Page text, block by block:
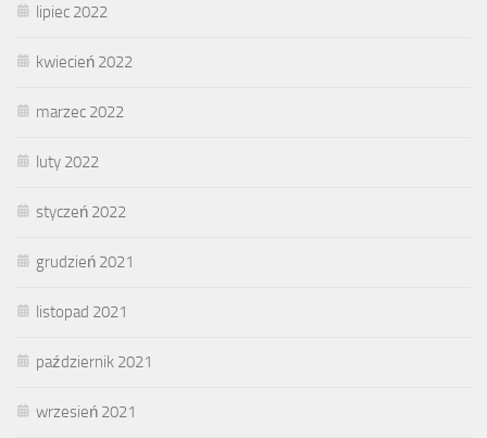
lipiec 2022
kwiecień 2022
marzec 2022
luty 2022
styczeń 2022
grudzień 2021
listopad 2021
październik 2021
wrzesień 2021